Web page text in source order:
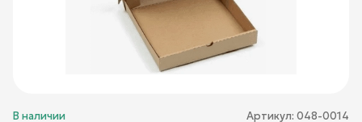
В наличии Артикул: 048-0014